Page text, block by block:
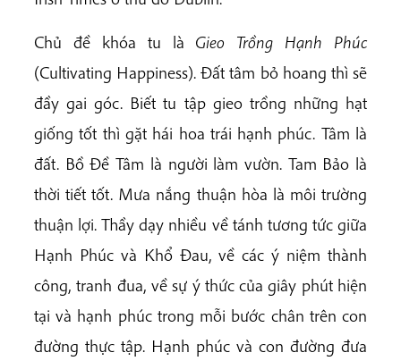
Chủ đề khóa tu là Gieo Trồng Hạnh Phúc
(Cultivating Happiness). Đất tâm bỏ hoang thì sẽ
đầy gai góc. Biết tu tập gieo trồng những hạt
giống tốt thì gặt hái hoa trái hạnh phúc. Tâm là
đất. Bồ Đề Tâm là người làm vườn. Tam Bảo là
thời tiết tốt. Mưa nắng thuận hòa là môi trường
thuận lợi. Thầy dạy nhiều về tánh tương tức giữa
Hạnh Phúc và Khổ Đau, về các ý niệm thành
công, tranh đua, về sự ý thức của giây phút hiện
tại và hạnh phúc trong mỗi bước chân trên con
đường thực tập. Hạnh phúc và con đường đưa